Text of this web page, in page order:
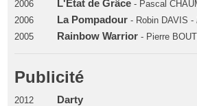
2006 L'Etat de Grâce- Pascal
2006
La Pompadour- Robin DAVIS -
2005
Rainbow Warrior - Pierre
Publicité
2012 Darty